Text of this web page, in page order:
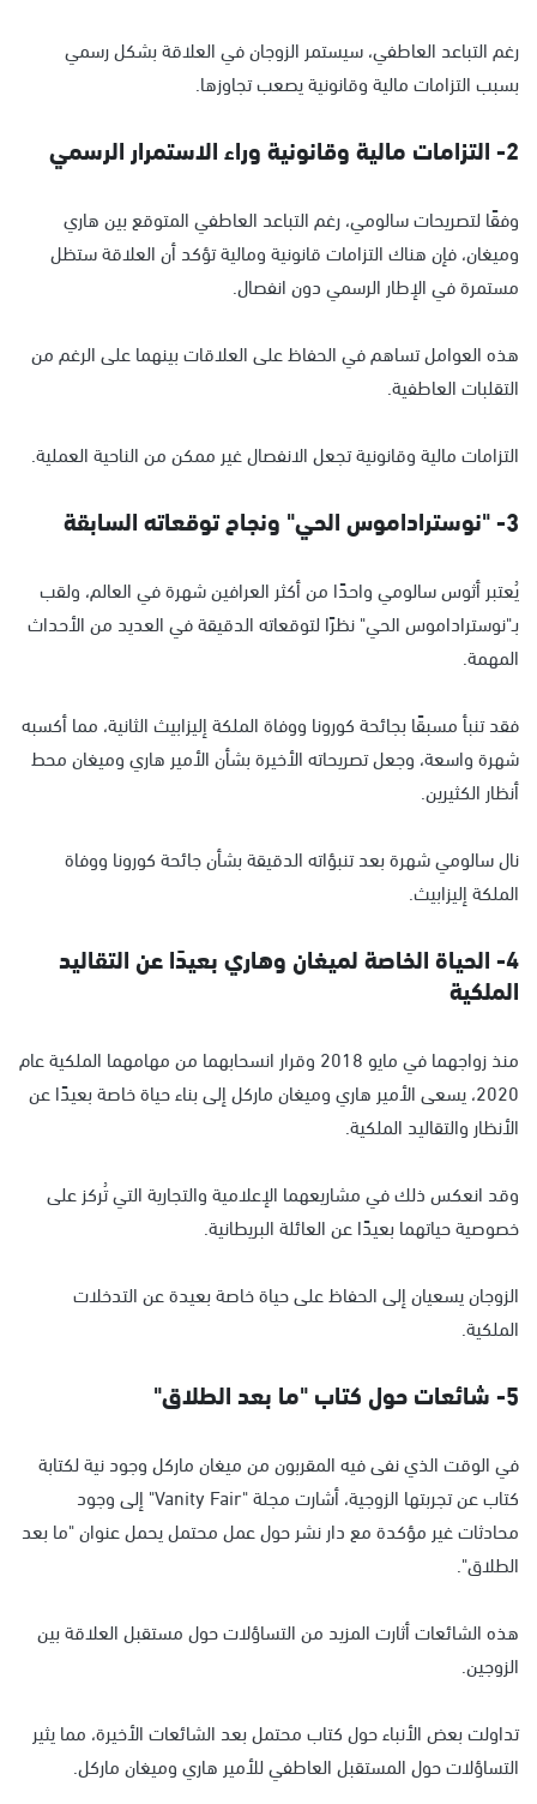
رغم التباعد العاطفي، سيستمر الزوجان في العلاقة بشكل رسمي
بسبب التزامات مالية وقانونية يصعب تجاوزها.
2- التزامات مالية وقانونية وراء الاستمرار الرسمي
وفقًا لتصريحات سالومي، رغم التباعد العاطفي المتوقع بين هاري
وميغان، فإن هناك التزامات قانونية ومالية تؤكد أن العلاقة ستظل
مستمرة في الإطار الرسمي دون انفصال.
هذه العوامل تساهم في الحفاظ على العلاقات بينهما على الرغم من
التقلبات العاطفية.
التزامات مالية وقانونية تجعل الانفصال غير ممكن من الناحية العملية.
3- "نوستراداموس الحي" ونجاح توقعاته السابقة
يُعتبر أثوس سالومي واحدًا من أكثر العرافين شهرة في العالم، ولقب
بـ"نوستراداموس الحي" نظرًا لتوقعاته الدقيقة في العديد من الأحداث
المهمة.
فقد تنبأ مسبقًا بجائحة كورونا ووفاة الملكة إليزابيث الثانية، مما أكسبه
شهرة واسعة، وجعل تصريحاته الأخيرة بشأن الأمير هاري وميغان محط
أنظار الكثيرين.
نال سالومي شهرة بعد تنبؤاته الدقيقة بشأن جائحة كورونا ووفاة
الملكة إليزابيث.
4- الحياة الخاصة لميغان وهاري بعيدًا عن التقاليد
الملكية
منذ زواجهما في مايو 2018 وقرار انسحابهما من مهامهما الملكية عام
2020، يسعى الأمير هاري وميغان ماركل إلى بناء حياة خاصة بعيدًا عن
الأنظار والتقاليد الملكية.
وقد انعكس ذلك في مشاريعهما الإعلامية والتجارية التي تُركز على
خصوصية حياتهما بعيدًا عن العائلة البريطانية.
الزوجان يسعيان إلى الحفاظ على حياة خاصة بعيدة عن التدخلات
الملكية.
5- شائعات حول كتاب "ما بعد الطلاق"
في الوقت الذي نفى فيه المقربون من ميغان ماركل وجود نية لكتابة
كتاب عن تجربتها الزوجية، أشارت مجلة "Vanity Fair" إلى وجود
محادثات غير مؤكدة مع دار نشر حول عمل محتمل يحمل عنوان "ما بعد
الطلاق".
هذه الشائعات أثارت المزيد من التساؤلات حول مستقبل العلاقة بين
الزوجين.
تداولت بعض الأنباء حول كتاب محتمل بعد الشائعات الأخيرة، مما يثير
التساؤلات حول المستقبل العاطفي للأمير هاري وميغان ماركل.